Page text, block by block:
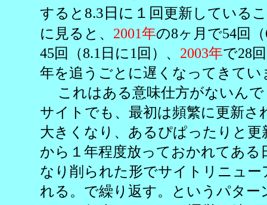
すると 8.3日に１回更新している
に見ると、 2001年の8ヶ月で54回
45回（8.1日に1回）、 2003年で28
年を追うごとに遅くなってきてい
これはある意味仕方がないんで
サイトでも、最初は頻繁に更新さ
大きくなり、あるぴぱったりと
から１年程度放っておかれてある
なり削られた形でサイトリニュ
れる。で繰り返す。というパタ